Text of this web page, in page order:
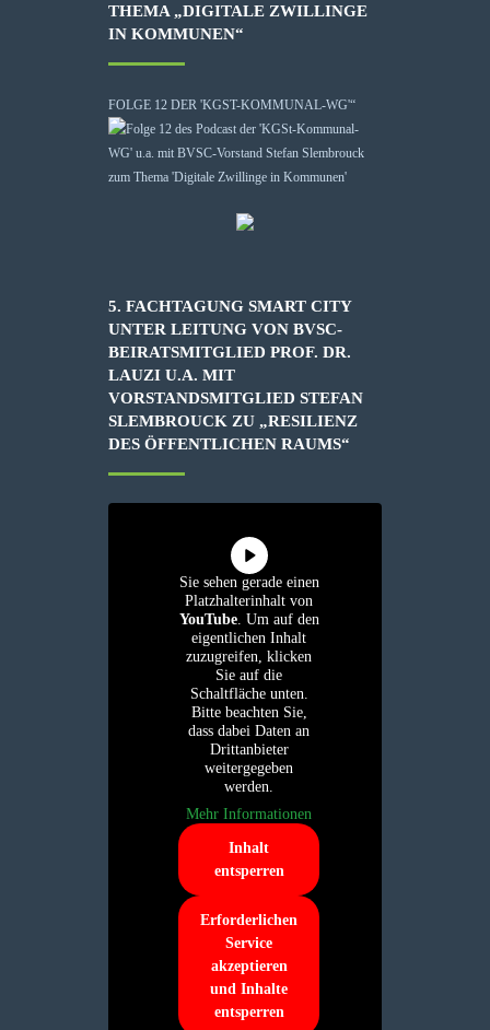
THEMA „DIGITALE ZWILLINGE
IN KOMMUNEN“
FOLGE 12 DER 'KGST-KOMMUNAL-WG'“
5. FACHTAGUNG SMART CITY
UNTER LEITUNG VON BVSC-
BEIRATSMITGLIED PROF. DR.
LAUZI U.A. MIT
VORSTANDSMITGLIED STEFAN
SLEMBROUCK ZU „RESILIENZ
DES ÖFFENTLICHEN RAUMS“
Sie sehen gerade einen
Platzhalterinhalt von
YouTube. Um auf den
eigentlichen Inhalt
zuzugreifen, klicken
Sie auf die
Schaltfläche unten.
Bitte beachten Sie,
dass dabei Daten an
Drittanbieter
weitergegeben
werden.
Mehr Informationen
Inhalt
entsperren
Erforderlichen
Service
akzeptieren
und Inhalte
entsperren